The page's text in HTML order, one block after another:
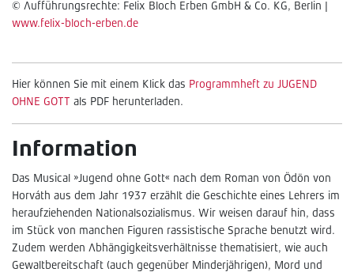
© Aufführungsrechte: Felix Bloch Erben GmbH & Co. KG, Berlin |
www.felix-bloch-erben.de
Hier können Sie mit einem Klick das Programmheft zu JUGEND
OHNE GOTT
als PDF herunterladen.
Information
Das Musical »Jugend ohne Gott« nach dem Roman von Ödön von
Horváth aus dem Jahr 1937 erzählt die Geschichte eines Lehrers im
heraufziehenden Nationalsozialismus. Wir weisen darauf hin, dass
im Stück von manchen Figuren rassistische Sprache benutzt wird.
Zudem werden Abhängigkeitsverhältnisse thematisiert, wie auch
Gewaltbereitschaft (auch gegenüber Minderjährigen), Mord und